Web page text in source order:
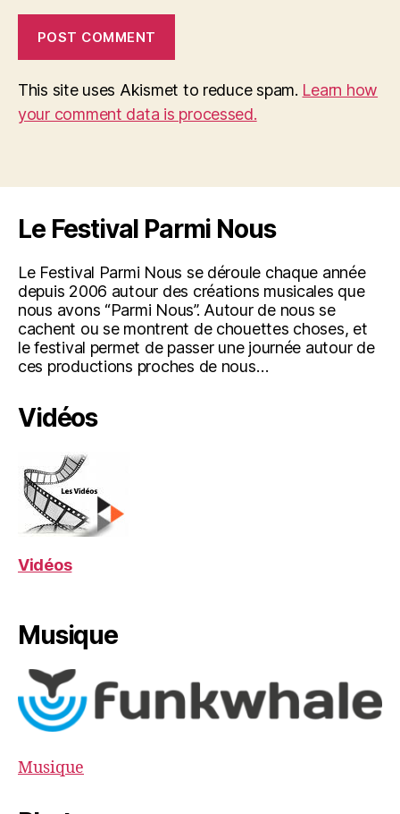
This site uses Akismet to reduce spam. Learn how
your comment data is processed.
Le Festival Parmi Nous
Le Festival Parmi Nous se déroule chaque année
depuis 2006 autour des créations musicales que
nous avons “Parmi Nous”. Autour de nous se
cachent ou se montrent de chouettes choses, et
le festival permet de passer une journée autour de
ces productions proches de nous…
Vidéos
Vidéos
Musique
Musique